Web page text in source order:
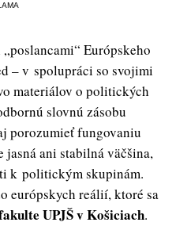
Európskeho
– v spolupráci so svojimi
materiálov o politických
slovnú zásobu
porozumieť fungovaniu
jasná ani stabilná väčšina,
k politickým skupinám.
európskych reálií, ktoré sa
UPJŠ v Košiciach.